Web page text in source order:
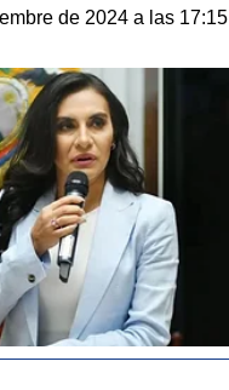
de 2024 a las 17:15